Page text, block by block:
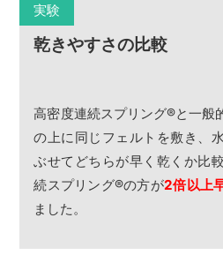
実験
乾きやすさの比較
高密度連続スプリング®と一般
の上に同じフェルトを敷き、
ぶせてどちらが早く乾くか比
続スプリング®の方が2倍以上
ました。